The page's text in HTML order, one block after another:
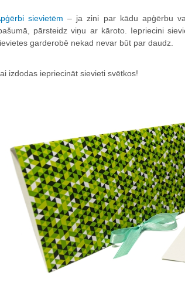
sievietēm – ja zini par kādu apģērbu
pārsteidz viņu ar kāroto. Iepriecini
garderobē nekad nevar būt par daudz.
izdodas iepriecināt sievieti svētkos!